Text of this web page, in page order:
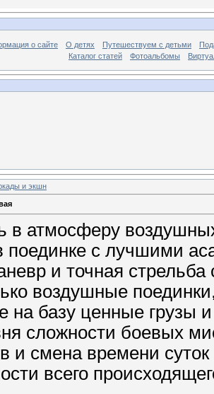
о сайте О детях Путешествуем с детьми
Каталог статей
Фотоальбомы
и экшн
в атмосферу
поединке с лучшими
и точная стрельба
воздушные
на базу ценные грузы
сложности боевых
и смена времени
всего